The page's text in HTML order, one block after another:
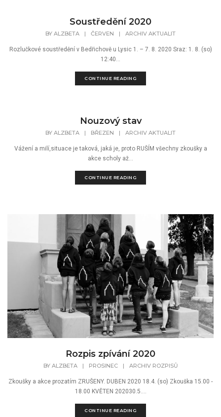
Soustředění 2020
BY ALZBETA | ČERVEN | ARCHIV AKTUALIT
Rozlučkové soustředění v Bedřichově u Lysic 1. – 7. 8. 2020 Sraz: 1. 8. (so)
12:40...
CONTINUE READING
Nouzový stav
BY ALZBETA | BŘEZEN | ARCHIV AKTUALIT
Vážení a milí,situace je taková, jaká je, proto RUŠÍM všechny zkoušky a
akce scholy až...
CONTINUE READING
Rozpis zpívání 2020
BY ALZBETA | PROSINEC | ARCHIV ROZPISŮ
Zkoušky a akce prozatím ZRUŠENY. DUBEN 2020 18.4. (so) Zkouška 15.00 -
18.00 KVĚTEN 202030.5....
CONTINUE READING